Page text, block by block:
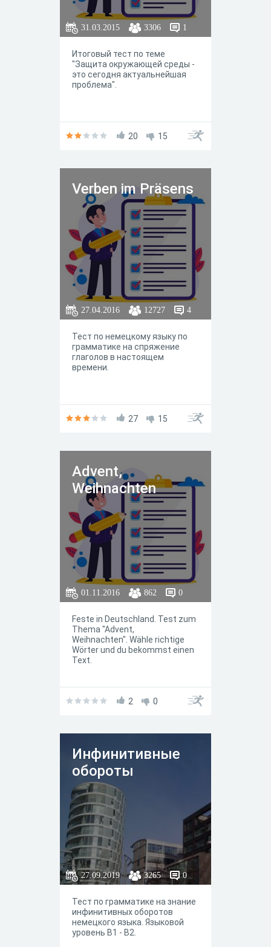
31.03.2015 3306 1
Итоговый тест по теме
"Защита окружающей среды -
это сегодня актуальнейшая
проблема".
20 15
Verben im Präsens
27.04.2016 12727 4
Тест по немецкому языку по
грамматике на спряжение
глаголов в настоящем
времени.
27 15
Advent,
Weihnachten
01.11.2016 862 0
Feste in Deutschland. Test zum
Thema "Advent,
Weihnachten". Wähle richtige
Wörter und du bekommst einen
Text.
2 0
Инфинитивные
обороты
27.09.2019 3265 0
Тест по грамматике на знание
инфинитивных оборотов
немецкого языка. Языковой
уровень В1 - В2.